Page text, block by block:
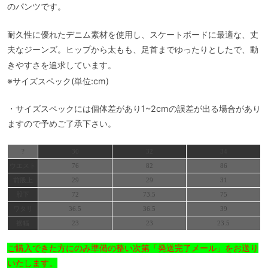
のパンツです。
耐久性に優れたデニム素材を使用し、スケートボードに最適な、丈
夫なジーンズ。ヒップから太もも、足首までゆったりとしたで、動
きやすさを追求しています。
※サイズスペック(単位:cm)
・サイズスペックには個体差があり1~2cmの誤差が出る場合があり
ますので予めご了承下さい。
?
76 82
86
29 29
31
72 73.5
75
36.5 36.5
39
23 23 23.5
ご購入できた方にのみ準備の整い次第「発送完了メール」をお送り
いたします。